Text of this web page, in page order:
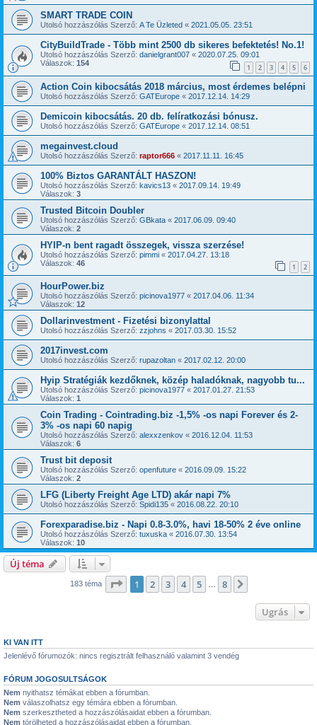
SMART TRADE COIN
Utolsó hozzászólás Szerző: A Te Üzleted « 2021.05.05. 23:51
CityBuildTrade - Több mint 2500 db sikeres befektetés! No.1!
Utolsó hozzászólás Szerző: danielgrant007 « 2020.07.25. 09:01
Válaszok: 154 1 2 3 4 5 6
Action Coin kibocsátás 2018 március, most érdemes belépni
Utolsó hozzászólás Szerző: GATEurope « 2017.12.14. 14:29
Demicoin kibocsátás. 20 db. felíratkozási bónusz.
Utolsó hozzászólás Szerző: GATEurope « 2017.12.14. 08:51
megainvest.cloud
Utolsó hozzászólás Szerző: raptor666 « 2017.11.11. 16:45
100% Biztos GARANTÁLT HASZON!
Utolsó hozzászólás Szerző: kavics13 « 2017.09.14. 19:49
Válaszok: 3
Trusted Bitcoin Doubler
Utolsó hozzászólás Szerző: GBkata « 2017.06.09. 09:40
Válaszok: 2
HYIP-n bent ragadt összegek, vissza szerzése!
Utolsó hozzászólás Szerző: pimmi « 2017.04.27. 13:18
Válaszok: 46 1 2
HourPower.biz
Utolsó hozzászólás Szerző: picinova1977 « 2017.04.06. 11:34
Válaszok: 12
Dollarinvestment - Fizetési bizonylattal
Utolsó hozzászólás Szerző: zzjohns « 2017.03.30. 15:52
2017invest.com
Utolsó hozzászólás Szerző: rupazoltan « 2017.02.12. 20:00
Hyip Stratégiák kezdőknek, közép haladóknak, nagyobb tu...
Utolsó hozzászólás Szerző: picinova1977 « 2017.01.27. 21:53
Válaszok: 1
Coin Trading - Cointrading.biz -1,5% -os napi Forever és 2-
3% -os napi 60 napig
Utolsó hozzászólás Szerző: alexxzenkov « 2016.12.04. 11:53
Válaszok: 6
Trust bit deposit
Utolsó hozzászólás Szerző: openfuture « 2016.09.09. 15:22
Válaszok: 2
LFG (Liberty Freight Age LTD) akár napi 7%
Utolsó hozzászólás Szerző: Spidi135 « 2016.08.22. 20:10
Forexparadise.biz - Napi 0.8-3.0%, havi 18-50% 2 éve online
Utolsó hozzászólás Szerző: tuxuska « 2016.07.30. 13:54
Válaszok: 10
Új téma
183 téma Oldal:1 8
1 2 3 4 5 8
Ugrás
KI VAN ITT
Jelenlévő fórumozók: nincs regisztrált felhasználó valamint 3 vendég
FÓRUM JOGOSULTSÁGOK
Nem nyithatsz témákat ebben a fórumban.
Nem válaszolhatsz egy témára ebben a fórumban.
Nem szerkesztheted a hozzászólásaidat ebben a fórumban.
Nem törölheted a hozzászólásaidat ebben a fórumban.